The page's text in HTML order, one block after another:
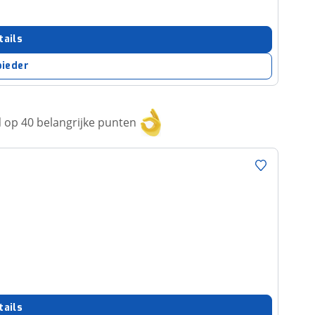
40 belangrijke punten